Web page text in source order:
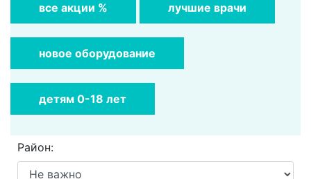
все акции % лучшие врачи
новое оборудование
детям 0-18 лет
Район: